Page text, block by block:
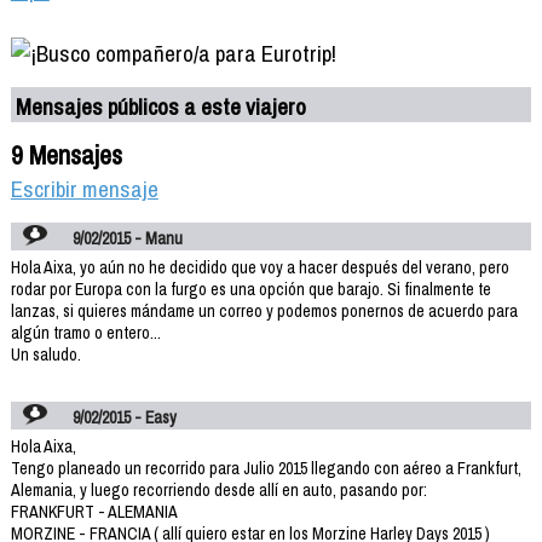
Mensajes públicos a este viajero
9 Mensajes
Escribir mensaje
9/02/2015 - Manu
Hola Aixa, yo aún no he decidido que voy a hacer después del verano, pero
rodar por Europa con la furgo es una opción que barajo. Si finalmente te
lanzas, si quieres mándame un correo y podemos ponernos de acuerdo para
algún tramo o entero...
Un saludo.
9/02/2015 - Easy
Hola Aixa,
Tengo planeado un recorrido para Julio 2015 llegando con aéreo a Frankfurt,
Alemania, y luego recorriendo desde allí en auto, pasando por:
FRANKFURT - ALEMANIA
MORZINE - FRANCIA ( allí quiero estar en los Morzine Harley Days 2015 )